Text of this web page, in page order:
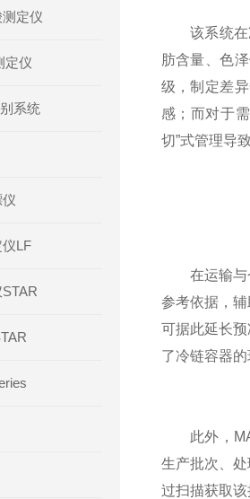
定仪
定仪
系统
LF
该系统在冷
肪含量、色
级，制定差
感；而对于
切”式管理导
在运输与仓
参考依据，
可据此延长
了冷链容器
此外，
生产批次、
过扫描获取